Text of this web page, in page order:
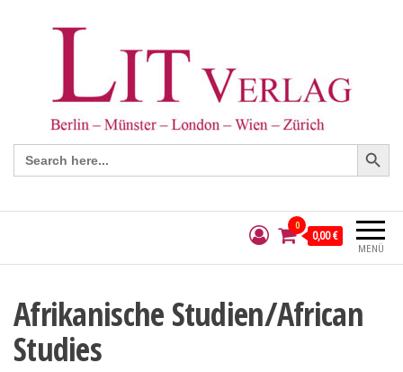
Search
for:
Search Button
MENÜ
0
0,00 €
Afrikanische Studien/African
Studies